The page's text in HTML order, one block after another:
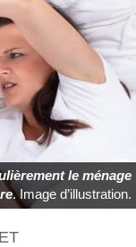
le ménage
. Image d’illustration.